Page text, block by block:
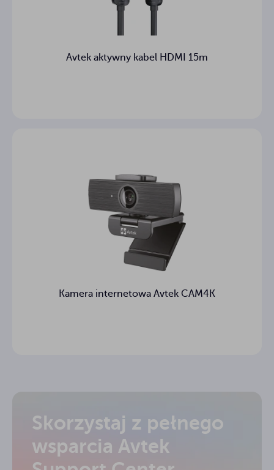
Avtek aktywny kabel HDMI 15m
Kamera internetowa Avtek CAM4K
Skorzystaj z pełnego
wsparcia Avtek